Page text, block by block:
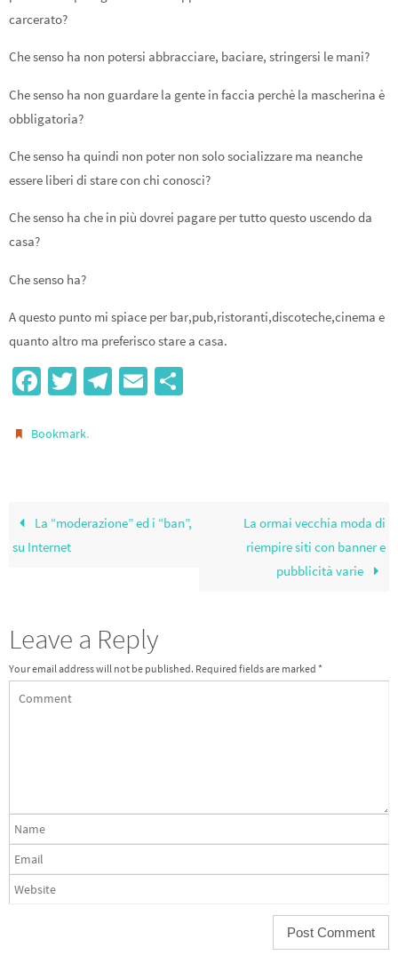
carcerato?
Che senso ha non potersi abbracciare, baciare, stringersi le mani?
Che senso ha non guardare la gente in faccia perchè la mascherina è
obbligatoria?
Che senso ha quindi non poter non solo socializzare ma neanche
essere liberi di stare con chi conosci?
Che senso ha che in più dovrei pagare per tutto questo uscendo da
casa?
Che senso ha?
A questo punto mi spiace per bar,pub,ristoranti,discoteche,cinema e
quanto altro ma preferisco stare a casa.
Fa
b
k
T
tt
Te E
Bookmark.
La “moderazione” ed i “ban”,
su Internet
La ormai vecchia moda di
riempire siti con banner e
pubblicità varie
Leave a Reply
Your email address will not be published. Required fields are marked *